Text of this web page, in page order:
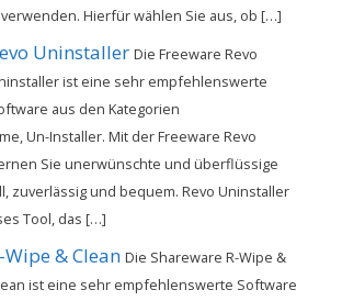
Hierfür wählen Sie aus, ob […]
Uninstaller Die Freeware Revo
ist eine sehr empfehlenswerte
aus den Kategorien
Un-Installer. Mit der Freeware Revo
Sie unerwünschte und überflüssige
zuverlässig und bequem. Revo Uninstaller
Tool, das […]
Wipe & Clean Die Shareware R-Wipe &
ist eine sehr empfehlenswerte Software